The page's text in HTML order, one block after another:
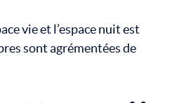
vie et l’espace nuit est
sont agrémentées de